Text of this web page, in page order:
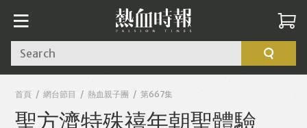
Search
首頁 網台節目 熱血親子團 第667集
聖方濟特殊禧年朝聖體驗